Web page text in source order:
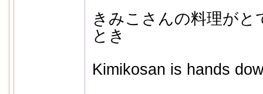
きみこさんの料理が
とき
Kimikosan is hands